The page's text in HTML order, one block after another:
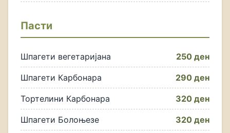
Пасти
Шпагети вегетаријана 250 ден
Шпагети Карбонара 290 ден
Тортелини Карбонара 320 ден
Шпагети Болоњезе 320 ден